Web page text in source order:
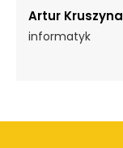
Artur Kruszyna
informatyk